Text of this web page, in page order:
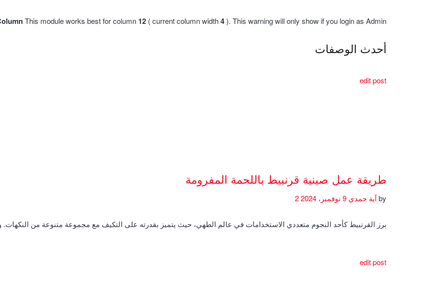
This module works best for column 12 ( current column width4). This warning will only show if you login as Admin.
أحدث الوصفات
edit post
طريقة عمل صينية قرنبيط باللحمة المفرومة
byآية حمدي
برز القرنبيط كأحد النجوم متعددي الاستخدامات في عالم الطهي، حيث يتميز بقدرته على التكيف مع مجموعة متنوعة من
edit post